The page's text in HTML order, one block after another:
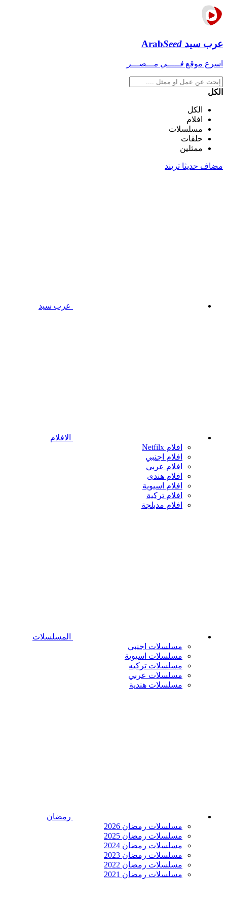
عرب سيد ArabSeed
اسرع موقع فـــــي مـــصـــر
الكل
الكل
افلام
مسلسلات
حلقات
ممثلين
مضاف حديثا تريند
عرب سيد
الافلام
افلام Netfilx
افلام اجنبي
افلام عربي
افلام هندى
افلام اسيوية
افلام تركية
افلام مدبلجة
المسلسلات
مسلسلات اجنبي
مسلسلات اسيوية
مسلسلات تركيه
مسلسلات عربي
مسلسلات هندية
رمضان
مسلسلات رمضان 2026
مسلسلات رمضان 2025
مسلسلات رمضان 2024
مسلسلات رمضان 2023
مسلسلات رمضان 2022
مسلسلات رمضان 2021